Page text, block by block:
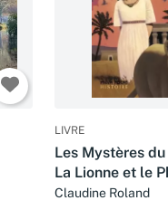
LIVRE
Les Mystères
La Lionne et le
Claudine Roland